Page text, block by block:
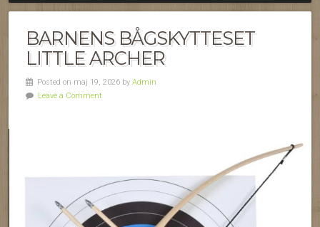
BARNENS BÅGSKYTTESET
LITTLE ARCHER
Posted on maj 19, 2026 by Admin
Leave a Comment